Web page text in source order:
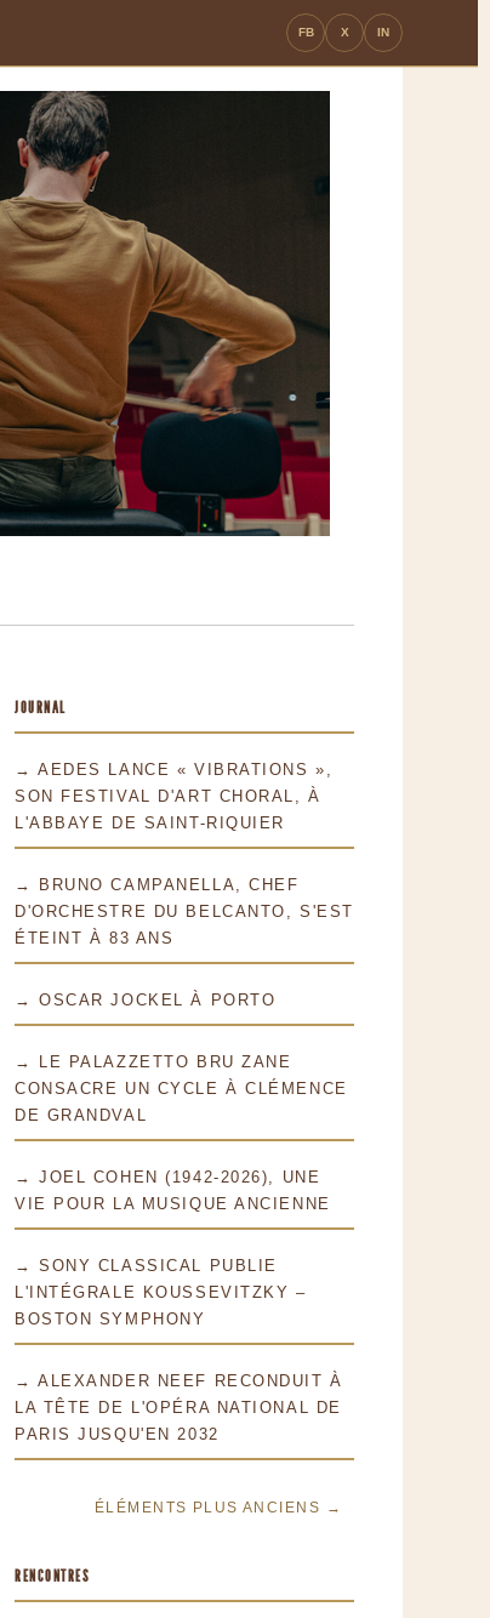
FB X IN
JOURNAL
→ AEDES LANCE « VIBRATIONS »,
SON FESTIVAL D'ART CHORAL, À
L'ABBAYE DE SAINT-RIQUIER
→ BRUNO CAMPANELLA, CHEF
D'ORCHESTRE DU BELCANTO, S'EST
ÉTEINT À 83 ANS
→ OSCAR JOCKEL À PORTO
→ LE PALAZZETTO BRU ZANE
CONSACRE UN CYCLE À CLÉMENCE
DE GRANDVAL
→ JOEL COHEN (1942-2026), UNE
VIE POUR LA MUSIQUE ANCIENNE
→ SONY CLASSICAL PUBLIE
L'INTÉGRALE KOUSSEVITZKY –
BOSTON SYMPHONY
→ ALEXANDER NEEF RECONDUIT À
LA TÊTE DE L'OPÉRA NATIONAL DE
PARIS JUSQU'EN 2032
ÉLÉMENTS PLUS ANCIENS →
RENCONTRES